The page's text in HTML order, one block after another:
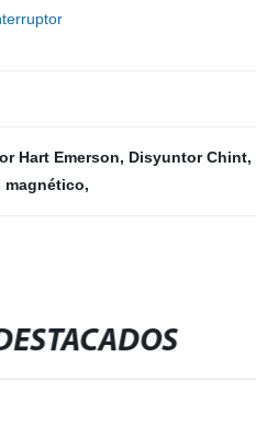
Hart Emerson, Disyuntor Chint,
magnético,